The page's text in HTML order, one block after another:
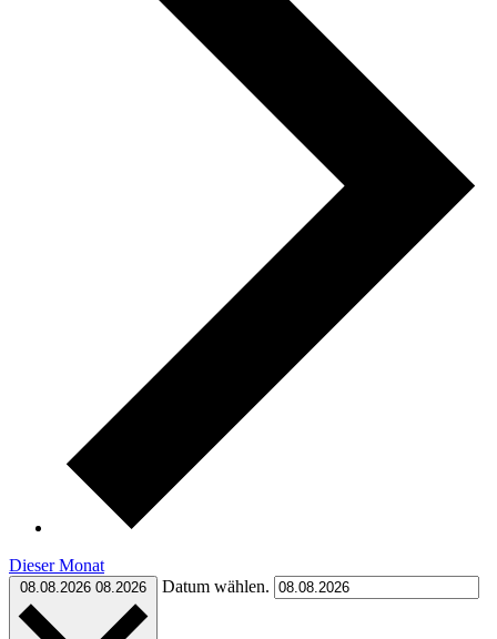
Dieser Monat
08.08.2026 08.2026 Datum wählen.